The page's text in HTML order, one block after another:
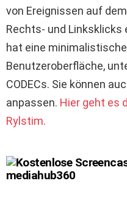
von Ereignissen auf
Rechts- und Linksklicks
hat eine
Benutzeroberfläche,
CODECs. Sie können
anpassen. Hier geht es
Rylstim.